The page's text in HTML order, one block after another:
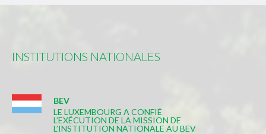
INSTITUTIONS NATIONALES
BEV
LE LUXEMBOURG A CONFIÉ
L’EXÉCUTION DE LA MISSION DE
L’INSTITUTION NATIONALE AU BEV